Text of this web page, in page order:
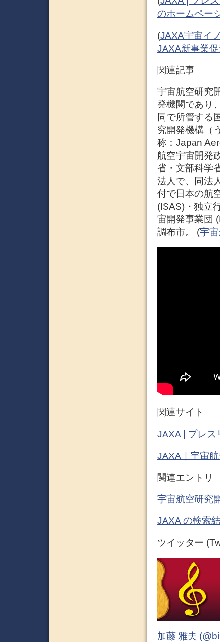
のホームペー
(JAXA宇宙イ
JAXA新事業
関連記事
宇宙航空研究
発機関であり
同で所管する
究開発機構（
称：Japan
航空宇宙開発
省・文部科学
法人で、同法
付で日本の航
(ISAS)・独立
宙開発事業団
調布市。 (宇
関連サイト
JAXA | プレス
JAXA｜宇宙
関連エントリ
宇宙航空研究
JAXA の検索
ツイッター
加藤 雅夫